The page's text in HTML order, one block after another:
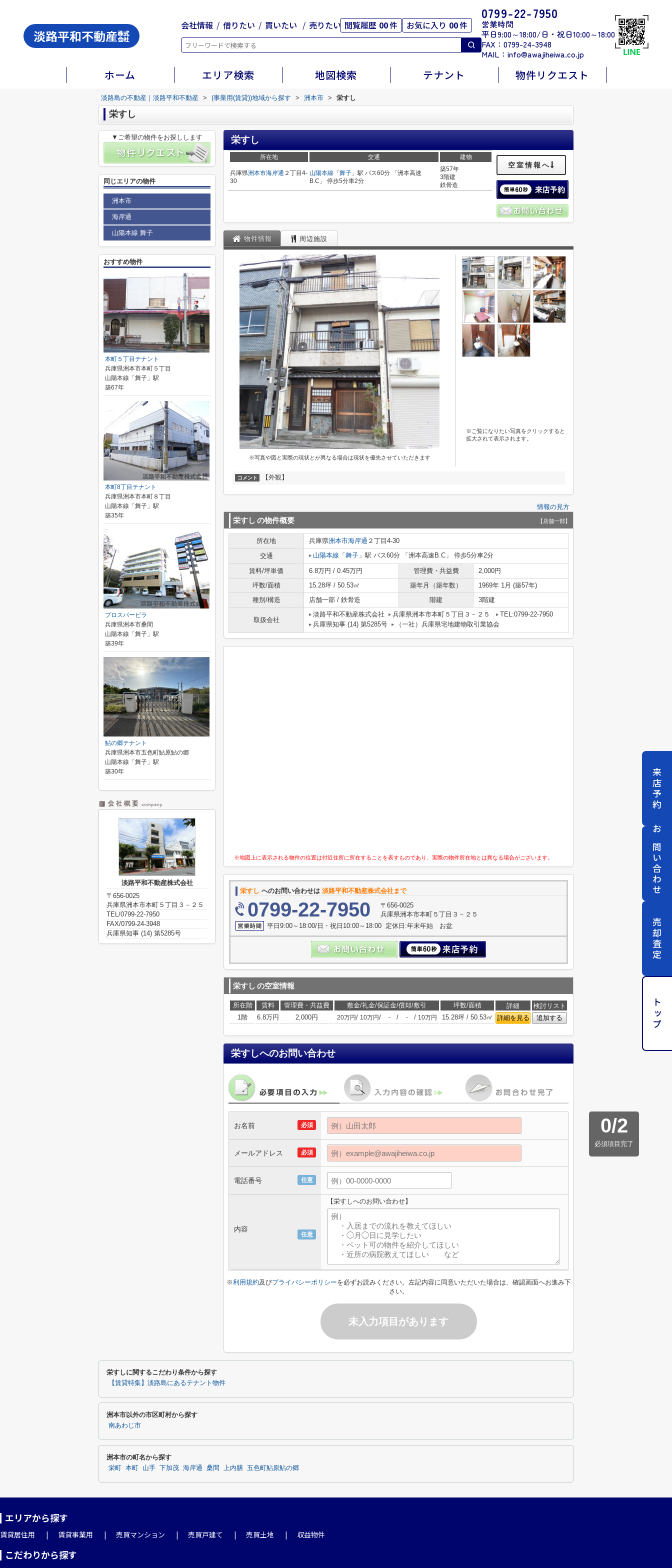
会社情報 借りたい 買いたい 売りたい 閲覧履歴 00件 お気に入り 00件
0799-22-7950
営業時間
平日9:00～18:00/日・祝日10:00～18:00
FAX：0799-24-3948
MAIL： info@awajiheiwa.co.jp
ホーム エリア検索 地図検索 テナント 物件リクエスト
淡路島の不動産｜淡路平和不動産 > (事業用(賃貸))地域から探す > 洲本市 > 栄すし
栄すし
栄すし
所在地 交通 建物
兵庫県洲本市海岸通 ２丁目4-
30
山陽本線 「 舞子 」駅 バス60分 「洲本高速
B.C」 停歩5分車2分
築57年
3階建
鉄骨造
空室情報へ
物件情報 周辺施設
※写真や図と実際の現状とが異なる場合は現状を優先させていただきます
※ご覧になりたい写真をクリックすると
拡大されて表示されます。
コメント 【外観】
情報の見方
栄すし の物件概要 【店舗一部】
所在地 兵庫県洲本市海岸通 ２丁目4-30
交通
山陽本線 「 舞子 」駅 バス60分 「洲本高速B.C」 停歩5分車2分
賃料/坪単価 6.8万円 / 0.45万円 管理費・共益費
2,000円
坪数/面積
15.28坪 / 50.53㎡ 築年月（築年数）
1969年 1月 (築57年)
種別/構造
店舗一部 / 鉄骨造 階建 3階建
取扱会社
淡路平和不動産株式会社 兵庫県洲本市本町５丁目３－２５
TEL:0799-22-7950
兵庫県知事 (14) 第5285号
（一社）兵庫県宅地建物取引業協会
※地図上に表示される物件の位置は付近住所に所在することを表すものであり、実際の物件所在地とは異なる場合がございます。
栄すし へのお問い合わせは 淡路平和不動産株式会社まで
0799-22-7950
〒656-0025
兵庫県洲本市本町５丁目３－２５
平日9:00～18:00/日・祝日10:00～18:00 定休日:年末年始 お盆
栄すし の空室情報
所在階 賃料 管理費・共益費 敷金/礼金/保証金/償却/敷引 坪数/面積 詳細
検討リスト
1階
6.8万円 2,000円 20万円/ 10万円/ - / - / 10万円 15.28坪 / 50.53㎡ 詳細を見る 追加する
栄すしへのお問い合わせ
0/2
必須項目完了
必須
お名前
必須
メールアドレス
任意
電話番号
任意
内容
【栄すしへのお問い合わせ】
※利用規約及びプライバシーポリシーを必ずお読みください。左記内容に同意いただいた場合は、確認画面へお進み下
さい。
未入力項目があります
▼ご希望の物件をお探しします
同じエリアの物件
洲本市
海岸通
山陽本線 舞子
おすすめ物件
本町５丁目テナント
兵庫県洲本市本町５丁目
山陽本線「舞子」駅
築67年
本町8丁目テナント
兵庫県洲本市本町８丁目
山陽本線「舞子」駅
築35年
プロスパービラ
兵庫県洲本市桑間
山陽本線「舞子」駅
築39年
鮎の郷テナント
兵庫県洲本市五色町鮎原鮎の郷
山陽本線「舞子」駅
築30年
淡路平和不動産株式会社
〒656-0025
兵庫県洲本市本町５丁目３－２５
TEL/0799-22-7950
FAX/0799-24-3948
兵庫県知事 (14) 第5285号
栄すしに関するこだわり条件から探す
【賃貸特集】淡路島にあるテナント物件
洲本市以外の市区町村から探す
南あわじ市
洲本市の町名から探す
栄町 本町 山手 下加茂 海岸通 桑間 上内膳 五色町鮎原鮎の郷
来店予約
お問い合わせ
売却査定
トップ
エリアから探す
賃貸居住用 賃貸事業用 売買マンション 売買戸建て 売買土地 収益物件
こだわりから探す